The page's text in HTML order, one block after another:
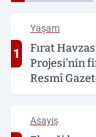
1
Yaşam
Fırat
Projesi’nin
Resmî
Asayiş